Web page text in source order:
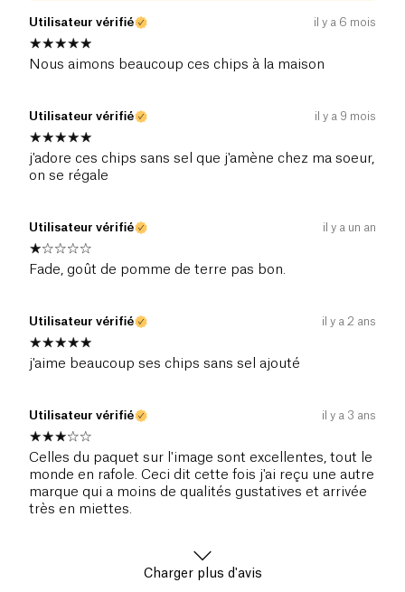
Utilisateur vérifié il y a 6 mois
Nous aimons beaucoup ces chips à la maison
Utilisateur vérifié il y a 9 mois
j'adore ces chips sans sel que j'amène chez ma soeur,
on se régale
Utilisateur vérifié il y a un an
Fade, goût de pomme de terre pas bon.
Utilisateur vérifié il y a 2 ans
j'aime beaucoup ses chips sans sel ajouté
Utilisateur vérifié il y a 3 ans
Celles du paquet sur l'image sont excellentes, tout le
monde en rafole. Ceci dit cette fois j'ai reçu une autre
marque qui a moins de qualités gustatives et arrivée
très en miettes.
Charger plus d'avis